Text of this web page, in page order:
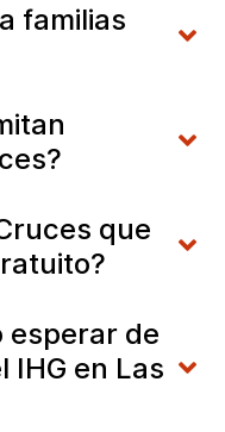
familias
que
esperar de
IHG en Las